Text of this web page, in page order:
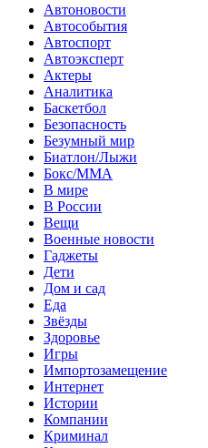
Автоновости
Автособытия
Автоспорт
Автоэксперт
Актеры
Аналитика
Баскетбол
Безопасность
Безумный мир
Биатлон/Лыжи
Бокс/MMA
В мире
В России
Вещи
Военные новости
Гаджеты
Дети
Дом и сад
Еда
Звёзды
Здоровье
Игры
Импортозамещение
Интернет
Истории
Компании
Криминал